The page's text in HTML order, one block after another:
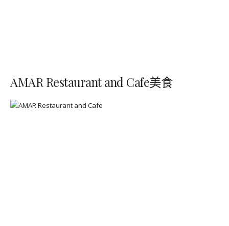
AMAR Restaurant and Cafe美食